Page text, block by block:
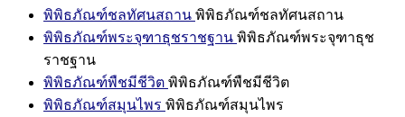
พิพิธภัณฑ์ชลทัศนสถาน พิพิธภัณฑ์ชลทัศนสถาน
พิพิธภัณฑ์พระจุฑาธุชราชฐาน พิพิธภัณฑ์พระจุฑาธุช
ราชฐาน
พิพิธภัณฑ์พืชมีชีวิต พิพิธภัณฑ์พืชมีชีวิต
พิพิธภัณฑ์สมุนไพร พิพิธภัณฑ์สมุนไพร